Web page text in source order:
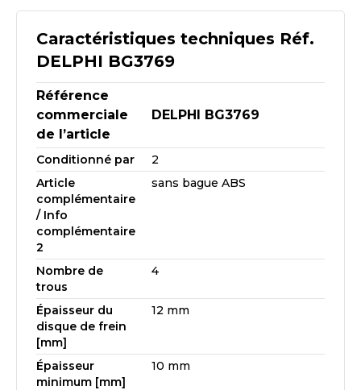
Caractéristiques techniques Réf.
DELPHI BG3769
Référence
commerciale
de l’article
DELPHI BG3769
Conditionné par
2
Article
complémentaire
/ Info
complémentaire
2
sans bague ABS
Nombre de
trous
4
Épaisseur du
disque de frein
[mm]
12 mm
Épaisseur
minimum [mm]
10 mm